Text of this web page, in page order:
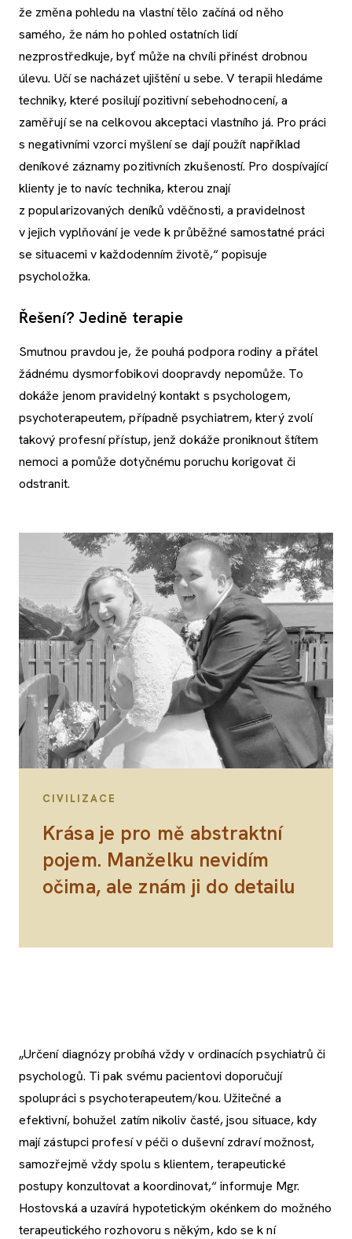
že změna pohledu na vlastní tělo začíná od něho
samého, že nám ho pohled ostatních lidí
nezprostředkuje, byť může na chvíli přinést drobnou
úlevu. Učí se nacházet ujištění u sebe. V terapii hledáme
techniky, které posilují pozitivní sebehodnocení, a
zaměřují se na celkovou akceptaci vlastního já. Pro práci
s negativními vzorci myšlení se dají použít například
deníkové záznamy pozitivních zkušeností. Pro dospívající
klienty je to navíc technika, kterou znají
z popularizovaných deníků vděčnosti, a pravidelnost
v jejich vyplňování je vede k průběžné samostatné práci
se situacemi v každodenním životě,“ popisuje
psycholožka.
Řešení? Jedině terapie
Smutnou pravdou je, že pouhá podpora rodiny a přátel
žádnému dysmorfobikovi doopravdy nepomůže. To
dokáže jenom pravidelný kontakt s psychologem,
psychoterapeutem, případně psychiatrem, který zvolí
takový profesní přístup, jenž dokáže proniknout štítem
nemoci a pomůže dotyčnému poruchu korigovat či
odstranit.
CIVILIZACE
Krása je pro mě abstraktní
pojem. Manželku nevidím
očima, ale znám ji do detailu
„Určení diagnózy probíhá vždy v ordinacích psychiatrů či
psychologů. Ti pak svému pacientovi doporučují
spolupráci s psychoterapeutem/kou. Užitečné a
efektivní, bohužel zatím nikoliv časté, jsou situace, kdy
mají zástupci profesí v péči o duševní zdraví možnost,
samozřejmě vždy spolu s klientem, terapeutické
postupy konzultovat a koordinovat,“ informuje Mgr.
Hostovská a uzavírá hypotetickým okénkem do možného
terapeutického rozhovoru s někým, kdo se k ní